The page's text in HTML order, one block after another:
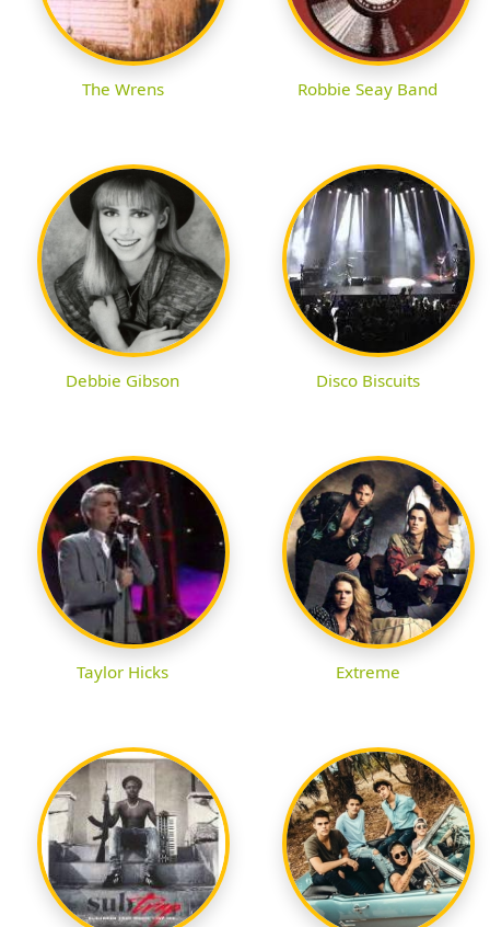
The Wrens Robbie Seay Band
Debbie Gibson Disco Biscuits
Taylor Hicks Extreme